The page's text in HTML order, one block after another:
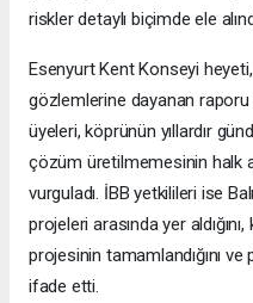
riskler detaylı biçimde ele
Esenyurt Kent Konseyi heyeti,
gözlemlerine dayanan
üyeleri, köprünün yıllardır
çözüm üretilmemesinin halk
vurguladı. İBB yetkilileri ise
projeleri arasında yer
projesinin tamamlandığını
ifade etti.